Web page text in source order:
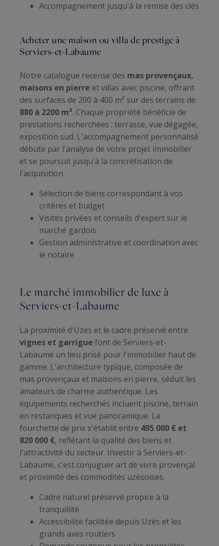
Accompagnement jusqu'à la remise des clés
Acheter une maison ou villa de prestige à
Serviers-et-Labaume
Notre catalogue recense des mas provençaux,
maisons en pierre et villas avec piscine, offrant
des surfaces de 200 à 400 m² sur des terrains de
880 à 2200 m². Chaque propriété bénéficie de
prestations recherchées : terrasse, vue dégagée,
exposition sud. L'accompagnement personnalisé
débute par l'analyse de votre projet immobilier
et se poursuit jusqu'à la concrétisation de
l'acquisition.
Sélection de biens correspondant à vos
critères et budget
Visites privées et conseils d'expert sur le
marché gardois
Gestion administrative et coordination avec
le notaire
Le marché immobilier de luxe à
Serviers-et-Labaume
La proximité d'Uzès et le cadre préservé entre
vignes et garrigue font de Serviers-et-
Labaume un lieu prisé pour l'immobilier haut de
gamme. L'architecture typique, composée de
mas provençaux et maisons en pierre, séduit les
amateurs de charme authentique. Les
équipements recherchés incluent piscine, terrain
en restanques et vue panoramique. La
fourchette de prix s'établit entre 495 000 € et
820 000 €, reflétant la qualité des biens et
l'attractivité du secteur. Investir à Serviers-et-
Labaume, c'est conjuguer art de vivre provençal
et proximité des commodités uzésoises.
Cadre naturel préservé propice à la
tranquillité
Accessibilité facilitée depuis Uzès et les
grands axes routiers